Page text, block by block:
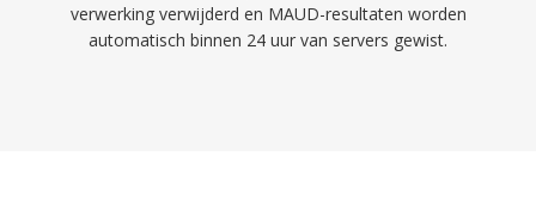
verwerking verwijderd en MAUD-resultaten worden
automatisch binnen 24 uur van servers gewist.